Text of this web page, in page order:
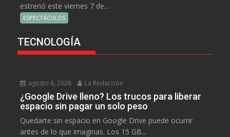
estrenó este viernes 7 de...
ESPECTÁCULOS
TECNOLOGÍA
agosto 6, 2026 La Redacción
¿Google Drive lleno? Los trucos para liberar
espacio sin pagar un solo peso
Quedarte sin espacio en Google Drive puede ocurrir
antes de lo que imaginas. Los 15 GB...